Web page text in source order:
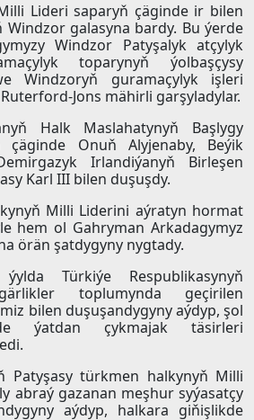
Lideri saparyň çäginde ir bilen
Windzor galasyna bardy. Bu ýerde
Windzor Patyşalyk atçylyk
toparynyň ýolbaşçysy
Windzoryň guramaçylyk işleri
Jons mähirli garşyladylar.
Halk Maslahatynyň Başlygy
çäginde Onuň Alyjenaby, Beýik
Irlandiýanyň Birleşen
Karl III bilen duşuşdy.
Milli Liderini aýratyn hormat
hem ol Gahryman Arkadagymyz
örän şatdygyny nygtady.
Türkiýe Respublikasynyň
toplumynda geçirilen
bilen duşuşandygyny aýdyp, şol
ýatdan çykmajak täsirleri
Patyşasy türkmen halkynyň Milli
abraý gazanan meşhur syýasatçy
aýdyp, halkara giňişlikde